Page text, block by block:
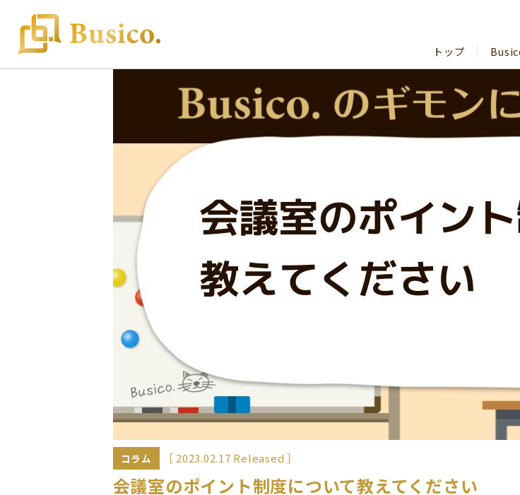
トップ
コラム ［ 2023.02.17 Released ］
会議室のポイント制度について教えてください